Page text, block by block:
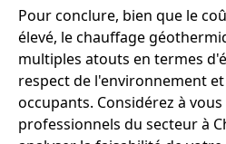
Pour conclure, bien que le
élevé, le chauffage
multiples atouts en termes
respect de l'environnement
occupants. Considérez à
professionnels du secteur à